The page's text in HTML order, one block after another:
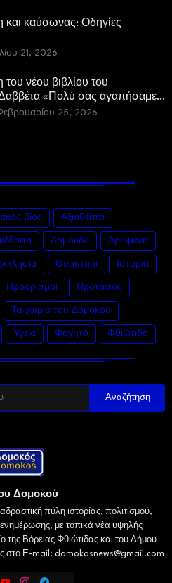
και καύσωνας: Οδηγίες
21, 2026
νέου βιβλίου του
«Πολύ σας αγαπήσαμε»
25, 2026
βίος Αξιοθέατα
Δομοκός Δρώμενα
Θυμητάρι Ιστορία
Προορισμοί Προτάσεις
Τα χωριά του Δομοκού
Υγεία Φαγητό Φθιώτιδα
Δομοκού
πύλη ιστορίας, πολιτισμού,
με τοπικά νέα υψηλής
της Βόρειας Φθιώτιδας και του Δήμου
στο Ε-mail: domokosnews@gmail.com